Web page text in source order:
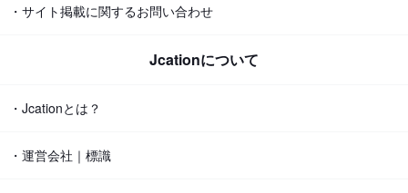
・サイト掲載に関するお問い合わせ
Jcationについて
・Jcationとは？
・運営会社｜標識